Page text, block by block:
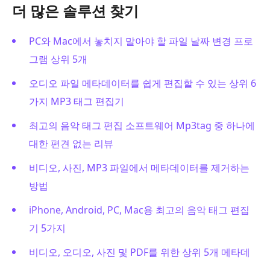
더 많은 솔루션 찾기
PC와 Mac에서 놓치지 말아야 할 파일 날짜 변경 프로
그램 상위 5개
오디오 파일 메타데이터를 쉽게 편집할 수 있는 상위 6
가지 MP3 태그 편집기
최고의 음악 태그 편집 소프트웨어 Mp3tag 중 하나에
대한 편견 없는 리뷰
비디오, 사진, MP3 파일에서 메타데이터를 제거하는
방법
iPhone, Android, PC, Mac용 최고의 음악 태그 편집
기 5가지
비디오, 오디오, 사진 및 PDF를 위한 상위 5개 메타데